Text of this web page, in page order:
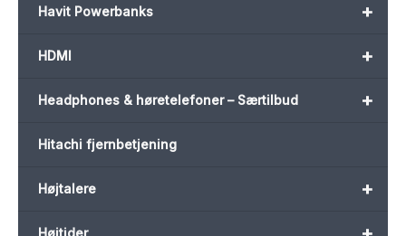
+
Havit Powerbanks
+
HDMI
+
Headphones & høretelefoner – Særtilbud
Hitachi fjernbetjening
+
Højtalere